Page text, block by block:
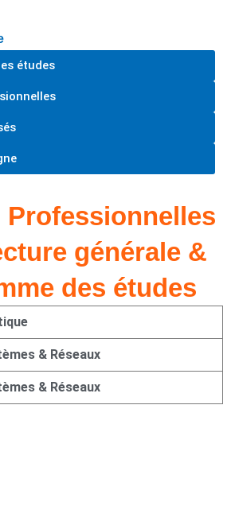
études
Professionnelles
générale &
des études
& Réseaux
& Réseaux